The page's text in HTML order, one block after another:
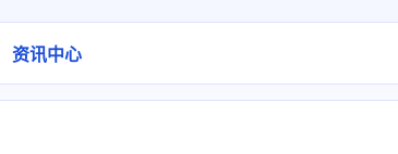
资讯中心